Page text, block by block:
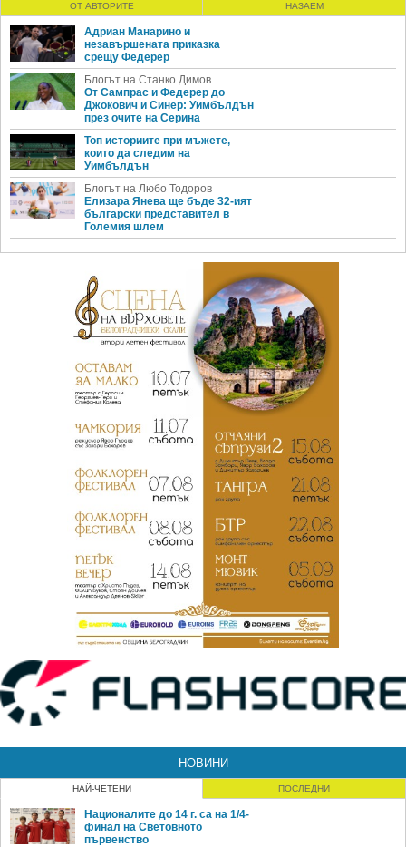
ОТ АВТОРИТЕ НАЗАЕМ
Адриан Манарино и
незавършената приказка
срещу Федерер
Блогът на Станко Димов
От Сампрас и Федерер до
Джокович и Синер: Уимбълдън
през очите на Серина
Топ историите при мъжете,
които да следим на
Уимбълдън
Блогът на Любо Тодоров
Елизара Янева ще бъде 32-ият
български представител в
Големия шлем
НОВИНИ
НАЙ-ЧЕТЕНИ ПОСЛЕДНИ
Националите до 14 г. са на 1/4-
финал на Световното
първенство